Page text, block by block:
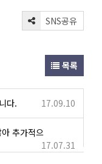
SNS공유
목록
다. 17.09.10
추가적으
17.07.31